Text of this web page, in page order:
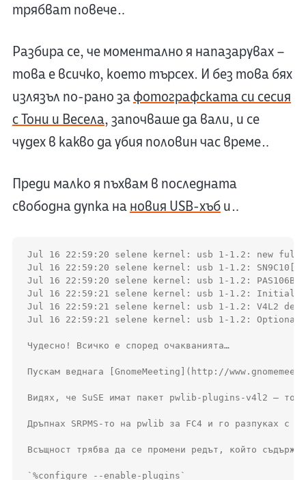
трябват повече…
Разбира се, че моментално я напазарувах –
това е всичко, което търсех. И без това бях
излязъл по-рано зафотографската си сесия
с Тони и Весела, започваше да вали, и се
чудех в какво да убия половин час време…
Преди малко я пъхвам в последната
свободна дупка нановия USB-хъби…
Jul 16 22:59:20 selene kernel: usb 1-1.2: new full
Jul 16 22:59:20 selene kernel: usb 1-1.2:
Jul 16 22:59:20 selene kernel: usb 1-1.2: PAS106B
Jul 16 22:59:21 selene kernel: usb 1-1.2:
Jul 16 22:59:21 selene kernel: usb 1-1.2: V4L2
Jul 16 22:59:21 selene kernel: usb 1-1.2:
Чудесно! Всичко е според очакванията…
Пускам веднага [GnomeMeeting](http://
Видях, че SuSE имат пакет pwlib-plugins-v4l2 – той
Дръпнах SRPMS-то на pwlib за FC4 и го разпуках
Всъщност трябва да се промени редът, който съдържа
`%configure --enable-plugins`